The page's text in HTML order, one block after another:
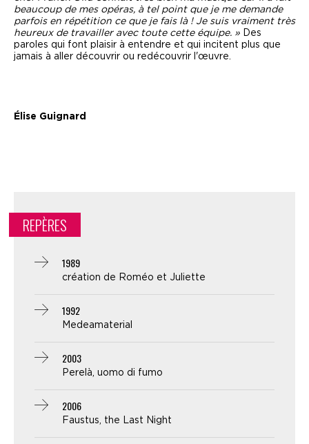
beaucoup de mes opéras, à tel point que je me demande
parfois en répétition ce que je fais là ! Je suis vraiment très
heureux de travailler avec toute cette équipe. » Des
paroles qui font plaisir à entendre et qui incitent plus que
jamais à aller découvrir ou redécouvrir l'œuvre.
Élise Guignard
REPÈRES
1989
création de Roméo et Juliette
1992
Medeamaterial
2003
Perelà, uomo di fumo
2006
Faustus, the Last Night